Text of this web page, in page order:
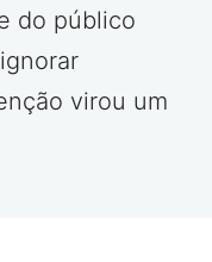
do público
virou um